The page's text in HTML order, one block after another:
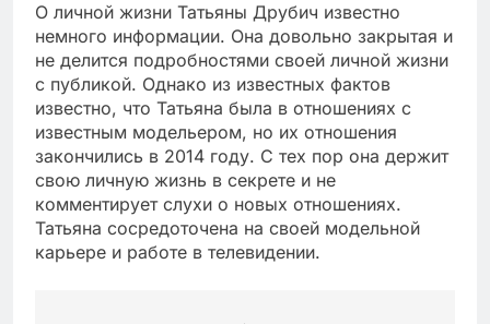
О личной жизни Татьяны Друбич известно
немного информации. Она довольно закрытая и
не делится подробностями своей личной жизни
с публикой. Однако из известных фактов
известно, что Татьяна была в отношениях с
известным модельером, но их отношения
закончились в 2014 году. С тех пор она держит
свою личную жизнь в секрете и не
комментирует слухи о новых отношениях.
Татьяна сосредоточена на своей модельной
карьере и работе в телевидении.